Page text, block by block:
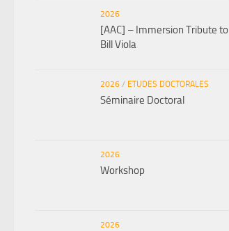
2026
[AAC] – Immersion Tribute to
Bill Viola
2026 / ETUDES DOCTORALES
Séminaire Doctoral
2026
Workshop
2026